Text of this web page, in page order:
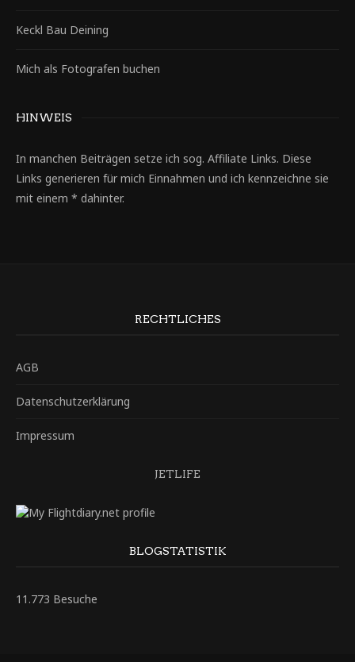
Keckl Bau Deining
Mich als Fotografen buchen
HINWEIS
In manchen Beiträgen setze ich sog. Affiliate Links. Diese
Links generieren für mich Einnahmen und ich kennzeichne sie
mit einem * dahinter.
RECHTLICHES
AGB
Datenschutzerklärung
Impressum
JETLIFE
BLOGSTATISTIK
11.773 Besuche